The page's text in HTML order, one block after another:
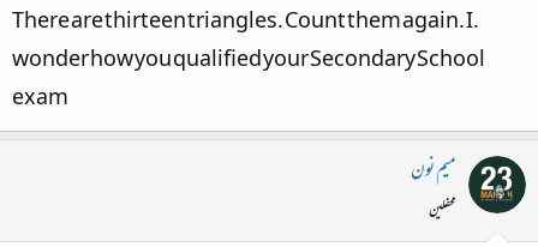
.There are thirteen triangles. Count them again. I
wonder how you qualified your Secondary School
exam​
میم نون
محفلین